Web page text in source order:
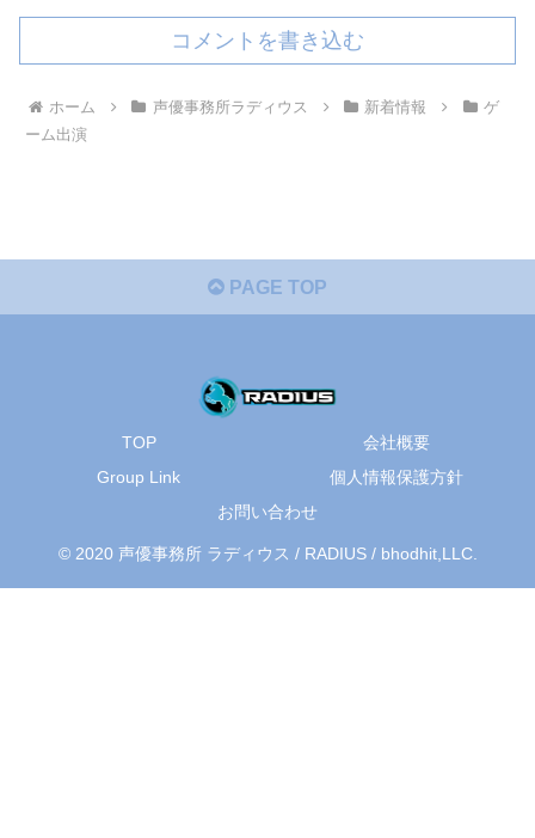
コメントを書き込む
ホーム 声優事務所ラディウス 新着情報
ゲ
ーム出演
PAGE TOP
TOP
会社概要
Group Link
個人情報保護方針
お問い合わせ
© 2020 声優事務所 ラディウス / RADIUS / bhodhit,LLC.